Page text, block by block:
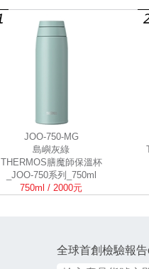
JOO-750-MG
島嶼灰綠
THERMOS膳魔師保溫杯
_JOO-750系列_750ml
750ml / 2000元
全球首創檢驗報